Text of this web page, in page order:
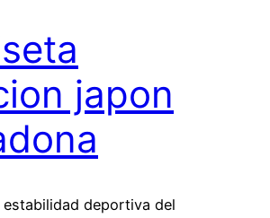
japon
estabilidad deportiva del